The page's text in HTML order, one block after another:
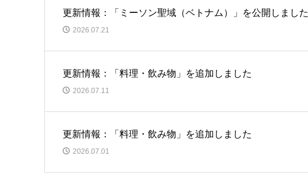
更新情報：「ミーソン聖域（ベトナム）」を公開しました
2026.07.21
更新情報：「料理・飲み物」を追加しました
2026.07.11
更新情報：「料理・飲み物」を追加しました
2026.07.01